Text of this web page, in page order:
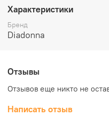
Характеристики
Бренд
Diadonna
Отзывы
Отзывов еще никто не
Написать отзыв